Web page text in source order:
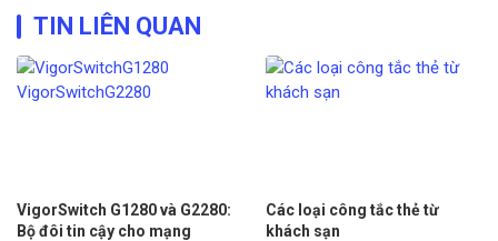
TIN LIÊN QUAN
VigorSwitch G1280 và G2280:
Bộ đôi tin cậy cho mạng
Các loại công tắc thẻ từ
khách sạn